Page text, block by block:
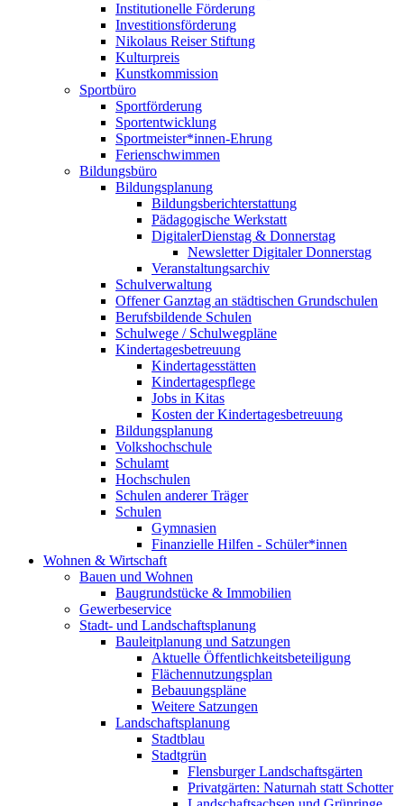
Institutionelle Förderung
Investitionsförderung
Nikolaus Reiser Stiftung
Kulturpreis
Kunstkommission
Sportbüro
Sportförderung
Sportentwicklung
Sportmeister*innen-Ehrung
Ferienschwimmen
Bildungsbüro
Bildungsplanung
Bildungsberichterstattung
Pädagogische Werkstatt
DigitalerDienstag & Donnerstag
Newsletter Digitaler Donnerstag
Veranstaltungsarchiv
Schulverwaltung
Offener Ganztag an städtischen Grundschulen
Berufsbildende Schulen
Schulwege / Schulwegpläne
Kindertagesbetreuung
Kindertagesstätten
Kindertagespflege
Jobs in Kitas
Kosten der Kindertagesbetreuung
Bildungsplanung
Volkshochschule
Schulamt
Hochschulen
Schulen anderer Träger
Schulen
Gymnasien
Finanzielle Hilfen - Schüler*innen
Wohnen & Wirtschaft
Bauen und Wohnen
Baugrundstücke & Immobilien
Gewerbeservice
Stadt- und Landschaftsplanung
Bauleitplanung und Satzungen
Aktuelle Öffentlichkeitsbeteiligung
Flächennutzungsplan
Bebauungspläne
Weitere Satzungen
Landschaftsplanung
Stadtblau
Stadtgrün
Flensburger Landschaftsgärten
Privatgärten: Naturnah statt Schotter